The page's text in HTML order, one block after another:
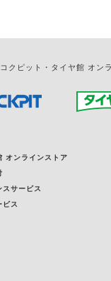
コクピット・タイヤ館 オン
オンラインストア
スサービス
ビス